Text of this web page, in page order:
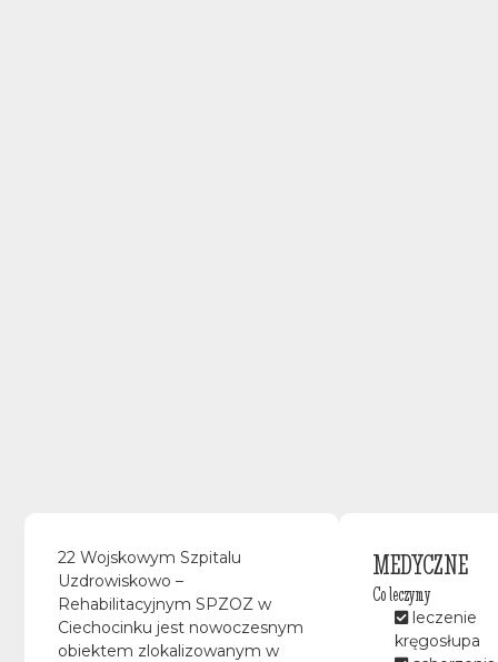
22 Wojskowym Szpitalu
Uzdrowiskowo –
Rehabilitacyjnym SPZOZ w
Ciechocinku jest nowoczesnym
obiektem zlokalizowanym w
MEDYCZNE
Co leczymy
leczenie
kręgosłupa